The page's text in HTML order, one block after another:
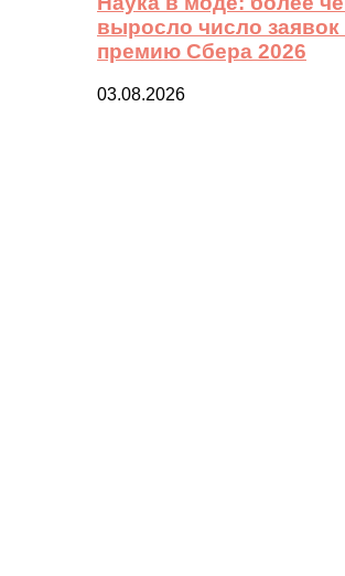
выросло число
премию Сбера 2026
03.08.2026